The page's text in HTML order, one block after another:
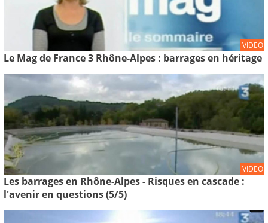
VIDEO
Le Mag de France 3 Rhône-Alpes : barrages en héritage
VIDEO
Les barrages en Rhône-Alpes - Risques en cascade :
l'avenir en questions (5/5)